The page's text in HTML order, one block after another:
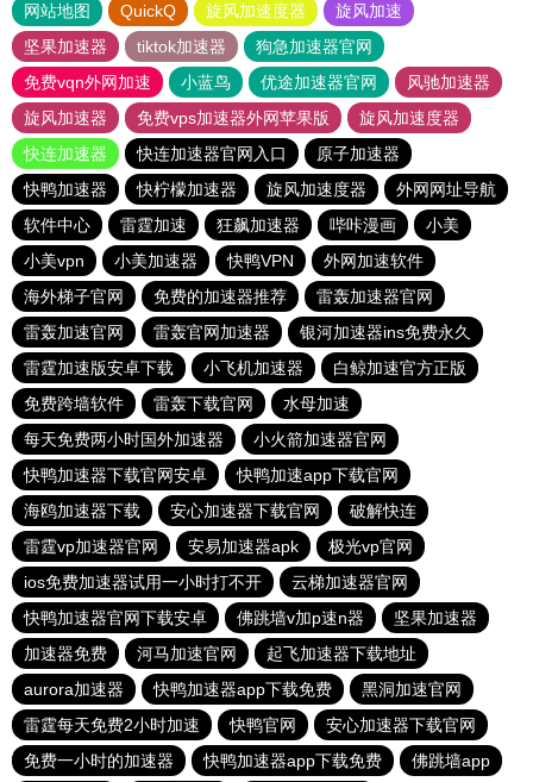
网站地图 QuickQ 旋风加速度器
旋风加速
坚果加速器
tiktok加速器
狗急加速器官网
免费vqn外网加速
小蓝鸟 优途加速器官网
风驰加速器
旋风加速器
免费vps加速器外网苹果版
旋风加速度器
快连加速器
快连加速器官网入口
原子加速器
快鸭加速器
快柠檬加速器 旋风加速度器
外网网址导航
软件中心
雷霆加速 狂飙加速器 哔咔漫画
小美
小美vpn
小美加速器 快鸭VPN
外网加速软件
海外梯子官网
免费的加速器推荐
雷轰加速器官网
雷轰加速官网
雷轰官网加速器
银河加速器ins免费永久
雷霆加速版安卓下载
小飞机加速器
白鲸加速官方正版
免费跨墙软件
雷轰下载官网
水母加速
每天免费两小时国外加速器
小火箭加速器官网
快鸭加速器下载官网安卓
快鸭加速app下载官网
海鸥加速器下载
安心加速器下载官网
破解快连
雷霆vp加速器官网
安易加速器apk
极光vp官网
ios免费加速器试用一小时打不开
云梯加速器官网
快鸭加速器官网下载安卓
佛跳墙v加p速n器
坚果加速器
加速器免费
河马加速官网
起飞加速器下载地址
aurora加速器
快鸭加速器app下载免费
黑洞加速官网
雷霆每天免费2小时加速
快鸭官网
安心加速器下载官网
免费一小时的加速器
快鸭加速器app下载免费 佛跳墙app